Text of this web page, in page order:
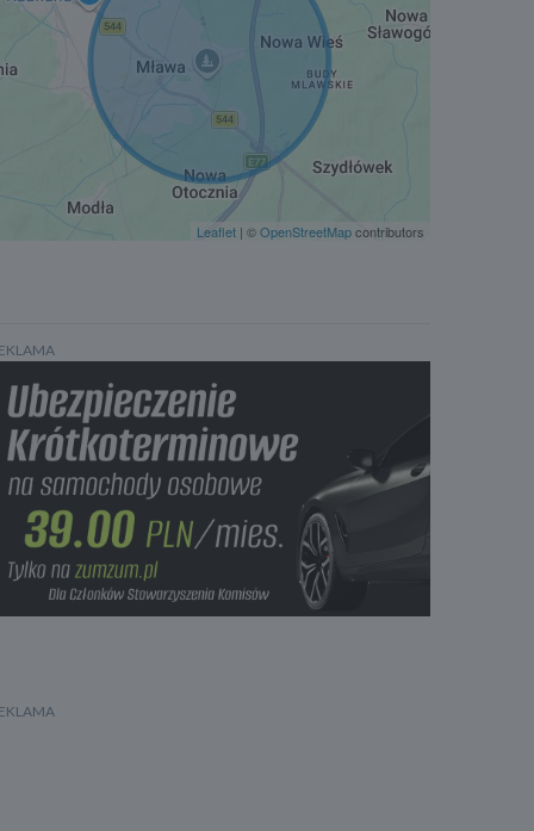
Kurtyny powietrzne - tył
Boczne poduszki powietrzne - tył
Leaflet | ©OpenStreetMapcontributors